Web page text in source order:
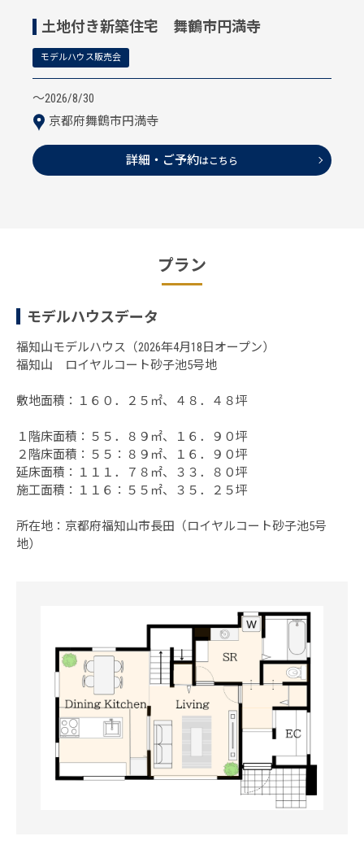
土地付き新築住宅 舞鶴市円満寺
モデルハウス販売会
〜2026/8/30
京都府舞鶴市円満寺
詳細・ご予約はこちら
プラン
モデルハウスデータ
福知山モデルハウス（2026年4月18日オープン）
福知山 ロイヤルコート砂子池5号地
敷地面積：１６０．２５㎡、４８．４８坪
１階床面積：５５．８９㎡、１６．９０坪
２階床面積：５５：８９㎡、１６．９０坪
延床面積：１１１．７８㎡、３３．８０坪
施工面積：１１６：５５㎡、３５．２５坪
所在地：京都府福知山市長田（ロイヤルコート砂子池5号
地）